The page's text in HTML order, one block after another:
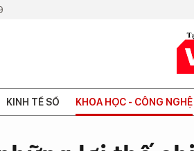
KINH TẾ SỐ KHOA HỌC - CÔNG NGHỆ